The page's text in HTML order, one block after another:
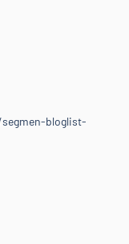
bloglist-